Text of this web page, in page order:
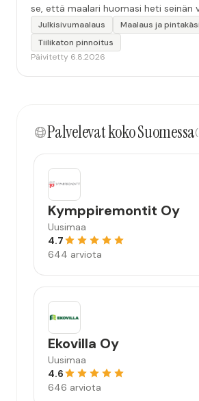
se, että maalari huomasi heti seinän
värin erot mitä en huomannut. Hyvä
kohtaa huomattu mutta toki
tilanteessa myyjä olisi jo kiinnittänyt
mahdollisuus että palveluita käytän”
Julkisivumaalaus
Maalaus ja
Tiilikaton pinnoitus
Päivitetty 6.8.2026
Palvelevat koko Suomessa
Kymppiremontit Oy
Uusimaa
4.7
644 arviota
Ekovilla Oy
Uusimaa
4.6
646 arviota